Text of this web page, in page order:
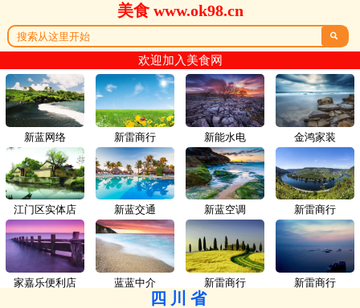
美食 www.ok98.cn

欢迎加入美食网
新蓝网络 新雷商行
江门区实体店 新蓝交通
家嘉乐便利店 蓝蓝中介
新能水电 金鸿家装
新蓝空调 新雷商行
新雷商行 新雷商行
四川省